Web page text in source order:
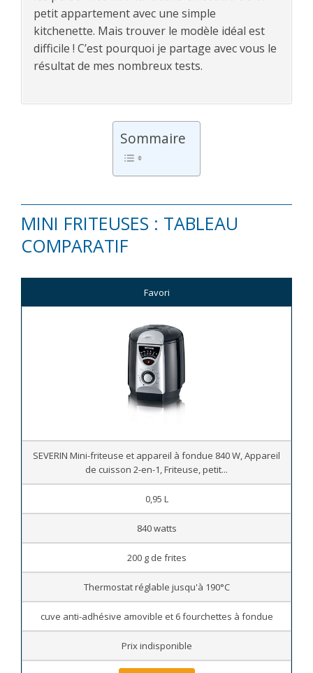
petit appartement avec une simple
kitchenette. Mais trouver le modèle idéal est
difficile ! C’est pourquoi je partage avec vous le
résultat de mes nombreux tests.
Sommaire
MINI FRITEUSES : TABLEAU
COMPARATIF
Favori
SEVERIN Mini-friteuse et appareil à fondue 840 W, Appareil
de cuisson 2-en-1, Friteuse, petit...
0,95 L
840 watts
200 g de frites
Thermostat réglable jusqu'à 190°C
cuve anti-adhésive amovible et 6 fourchettes à fondue
Prix indisponible